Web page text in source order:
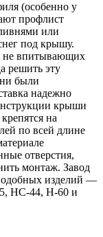
(особенно у
профлист
или
под крышу.
не впитывающих
решить эту
были
надежно
крыши
на
по всей длине
отверстия,
монтаж. Завод
изделий —
НС-44, Н-60 и